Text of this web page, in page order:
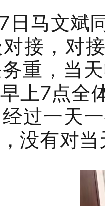
日马文斌
接，对
重，当
上7点全
过一天
没有对